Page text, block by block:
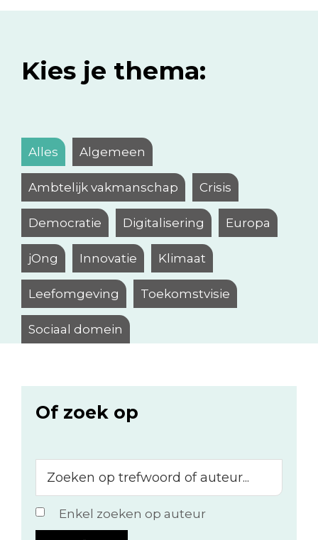
Kies je thema:
Alles Algemeen
Ambtelijk vakmanschap Crisis
Democratie Digitalisering Europa
jOng Innovatie Klimaat
Leefomgeving Toekomstvisie
Sociaal domein
Of zoek op
op
trefwoord
of
auteur...
Enkel zoeken op auteur